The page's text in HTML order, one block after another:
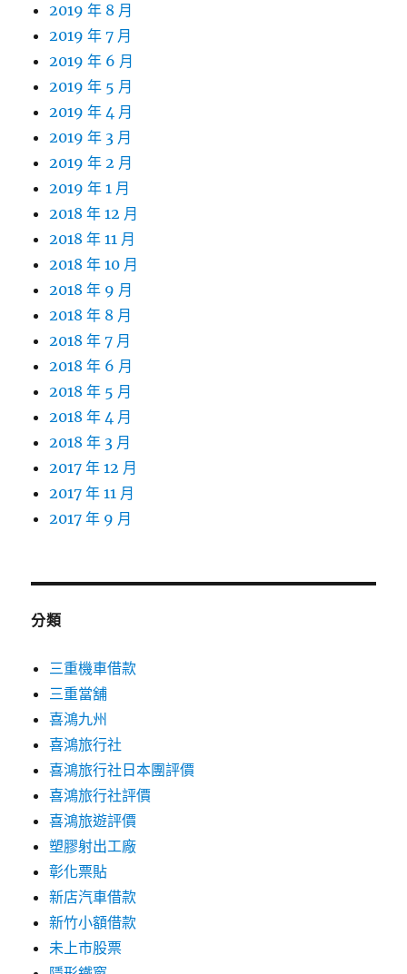
2019 年 8 月
2019 年 7 月
2019 年 6 月
2019 年 5 月
2019 年 4 月
2019 年 3 月
2019 年 2 月
2019 年 1 月
2018 年 12 月
2018 年 11 月
2018 年 10 月
2018 年 9 月
2018 年 8 月
2018 年 7 月
2018 年 6 月
2018 年 5 月
2018 年 4 月
2018 年 3 月
2017 年 12 月
2017 年 11 月
2017 年 9 月
分類
三重機車借款
三重當舖
喜鴻九州
喜鴻旅行社
喜鴻旅行社日本團評價
喜鴻旅行社評價
喜鴻旅遊評價
塑膠射出工廠
彰化票貼
新店汽車借款
新竹小額借款
未上市股票